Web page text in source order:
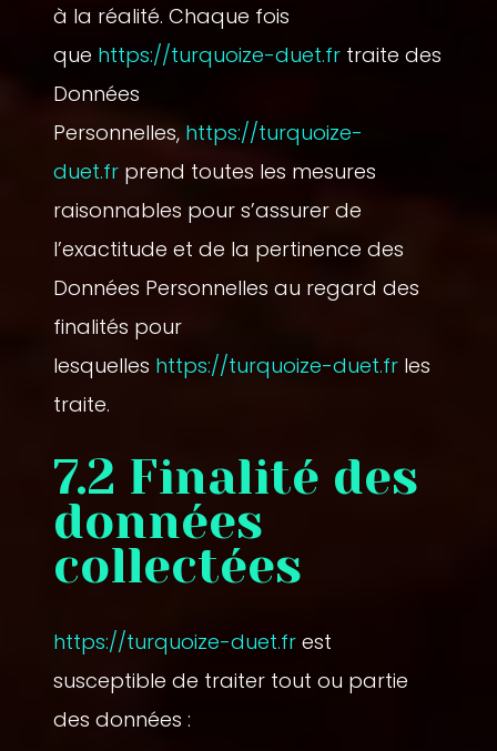
à la réalité. Chaque fois
que https://turquoize-duet.frtraite des
Données
Personnelles, https://turquoize-
duet.frprend toutes les mesures
raisonnables pour s’assurer de
l’exactitude et de la pertinence des
Données Personnelles au regard des
finalités pour
lesquelles https://turquoize-duet.frles
traite.
7.2 Finalité des
données
collectées
https://turquoize-duet.frest
susceptible de traiter tout ou partie
des données :